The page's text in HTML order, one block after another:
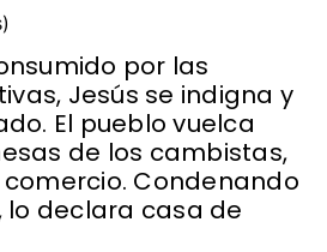
por las
Jesús se indigna y
El pueblo vuelca
de los cambistas,
Condenando
lo declara casa de